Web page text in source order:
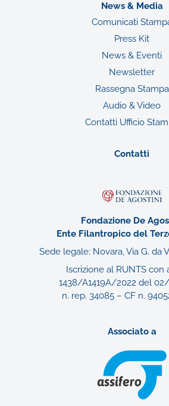
News & Media
Comunicati
Press Kit
News & Eventi
Newsletter
Rassegna Stampa
Audio & Video
Contatti Ufficio
Contatti
Fondazione De
Ente Filantropico del
Sede legale: Novara, Via G. da
Iscrizione al RUNTS con
1438/A1419A/2022 del
n. rep. 34085 – CF n.
Associato a